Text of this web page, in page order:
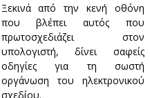
Ξεκινά από την κενή οθόνη
που βλέπει αυτός που
πρωτοσχεδιάζει στον
υπολογιστή, δίνει σαφείς
οδηγίες για τη σωστή
οργάνωση του ηλεκτρονικού
σχεδίου.